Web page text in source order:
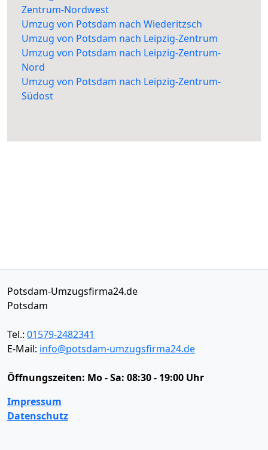
Zentrum-Nordwest
Umzug von Potsdam nach Wiederitzsch
Umzug von Potsdam nach Leipzig-Zentrum
Umzug von Potsdam nach Leipzig-Zentrum-
Nord
Umzug von Potsdam nach Leipzig-Zentrum-
Südost
Potsdam-Umzugsfirma24.de
Potsdam
Tel.: 01579-2482341
E-Mail: info@potsdam-umzugsfirma24.de
Öffnungszeiten: Mo - Sa: 08:30 - 19:00 Uhr
Impressum
Datenschutz